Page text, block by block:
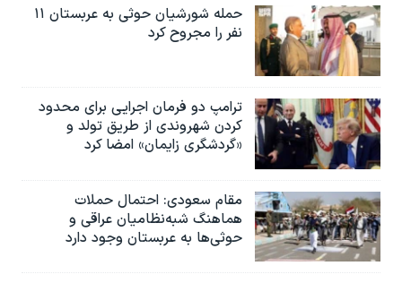
حمله شورشیان حوثی به عربستان ۱۱
نفر را مجروح کرد
ترامپ دو فرمان اجرایی برای محدود
کردن شهروندی از طریق تولد و
«گردشگری زایمان» امضا کرد
مقام سعودی: احتمال حملات
هماهنگ شبه‌نظامیان عراقی و
حوثی‌ها به عربستان وجود دارد